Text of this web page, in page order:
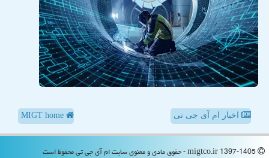
اخبار ام آی جی تی